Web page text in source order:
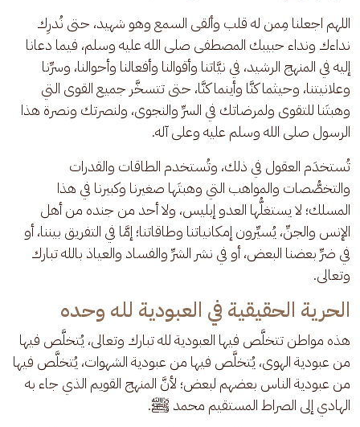
اللهم اجعلنا مِمن له قلب وألقى السمع وهو شهيد، حتى نُدرِك
نداءك ونداء حبيبك المصطفى صلى الله عليه وسلم، فيما دعانا
إليه في المنهج الرشيد، في نيَّاتنا وأقوالنا وأفعالنا وأحوالنا، وسرِّنا
وعلانيتنا، وحيثما كنَّا وأينما كنَّا، حتى تتسخَّر جميع القوى التي
وهبتَنا للتقوى ولمرضاتك في السرِّ والنجوى، ولنصرتك ونصرة هذا
الرسول صلى الله وسلم عليه وعلى آله.
تُستخدَم العقول في ذلك، وتُستخدم الطاقات والقدرات
والتخصُّصات والمواهب التي وهبتَها صغيرنا وكبيرنا في هذا
المسلك؛ لا يستغلُّها العدو إبليس، ولا أحد من جنده من أهل
الإنس والجنِّ، يُسيِّرون إمكانياتنا وطاقاتنا؛ إمَّا في التفريق بيننا، أو
في ضرِّ بعضنا البعض، أو في نشر الشرِّ والفساد والعياذ بالله تبارك
وتعالى.
الحرية الحقيقية في العبودية لله وحده
هذه مواطن تتخلَّص فيها العبودية لله تبارك وتعالى، يُتخلَّص فيها
من عبودية الهوى، يُتخلَّص فيها من عبودية الشهوات، يُتخلَّص فيها
من عبودية الناس بعضهم لبعض؛ لأنَّ المنهج القويم الذي جاء به
الهادي إلى الصراط المستقيم محمد ﷺ.